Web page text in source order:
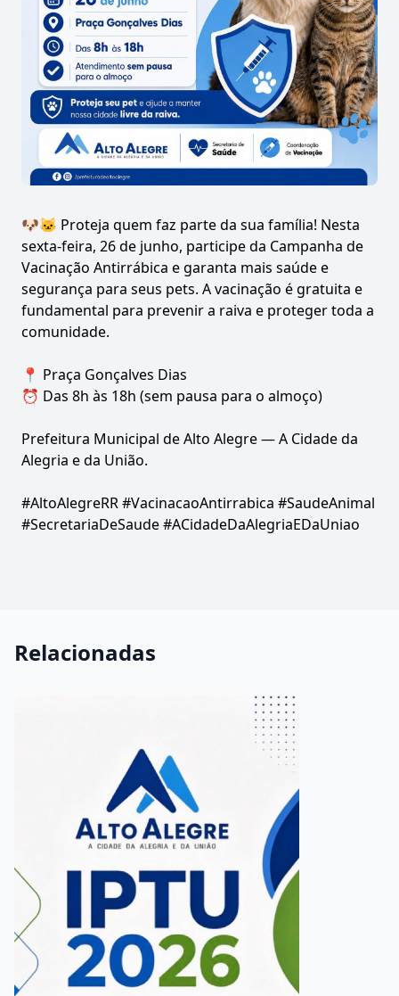
🐶🐱 Proteja quem faz parte da sua família! Nesta
sexta-feira, 26 de junho, participe da Campanha de
Vacinação Antirrábica e garanta mais saúde e
segurança para seus pets. A vacinação é gratuita e
fundamental para prevenir a raiva e proteger toda a
comunidade.
📍 Praça Gonçalves Dias
⏰ Das 8h às 18h (sem pausa para o almoço)
Prefeitura Municipal de Alto Alegre — A Cidade da
Alegria e da União.
#AltoAlegreRR #VacinacaoAntirrabica #SaudeAnimal
#SecretariaDeSaude #ACidadeDaAlegriaEDaUniao
Relacionadas